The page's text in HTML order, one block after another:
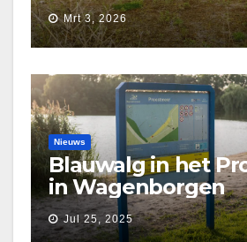
Waarborg’
Mrt 3, 2026
Nieuws
Blauwalg in het
in Wagenborgen
Jul 25, 2025